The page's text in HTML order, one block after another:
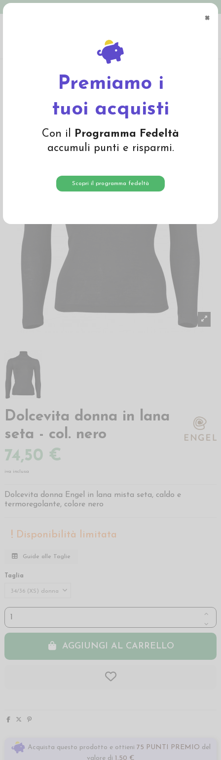
×
Premiamo i
tuoi acquisti
Con il Programma Fedeltà
accumuli punti e risparmi.
Scopri il programma fedeltà
Dolcevita donna in lana
seta - col. nero
74,50 €
iva inclusa
Dolcevita donna Engel in lana mista seta, caldo e
termoregolante, colore nero
Disponibilità limitata
Guide alle Taglie
Taglia
AGGIUNGI AL CARRELLO
Acquista questo prodotto e ottieni 75 PUNTI PREMIO del
valore di 1,50 €